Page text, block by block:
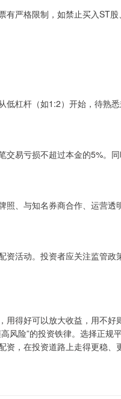
有严格限制，如禁止买入ST
低杠杆（如1:2）开始，待熟
交易亏损不超过本金的5%。
照、与知名券商合作、运营透
资活动。投资者应关注监管
用得好可以放大收益，用不
风险”的投资铁律。选择正
，在投资道路上走得更稳、